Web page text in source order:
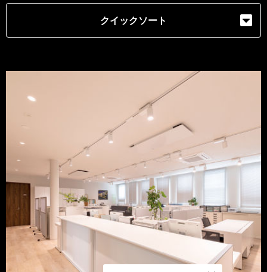
クイックソート